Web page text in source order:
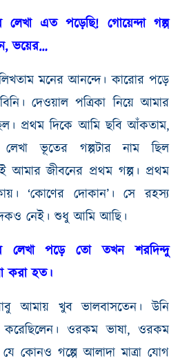
লেখা এত পড়েছি! গোয়েন্দা গল্প
,ভয়ের…
মনের আনন্দে। কারোর পড়ে
। দেওয়াল পত্রিকা নিয়ে আমার
। প্রথম দিকে আমি ছবি আঁকতাম,
লেখা ভূতের
গল্পটার নাম ছিল
আমার জীবনের প্রথম গল্প। প্রথম
। ‘কোণের দোকান’। সে রহস্য
নেই। শুধু আমি আছি।
লেখা পড়ে তো তখন
শরদিন্দু
করা হত।
আমায় খুব ভালবাসতেন। উনি
করেছিলেন। ওরকম ভাষা, ওরকম
যে কোনও গল্পে আলাদা মাত্রা যোগ